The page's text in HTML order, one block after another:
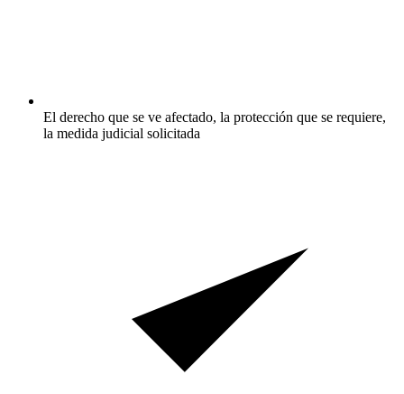
El derecho que se ve afectado, la protección que se requiere,
la medida judicial solicitada